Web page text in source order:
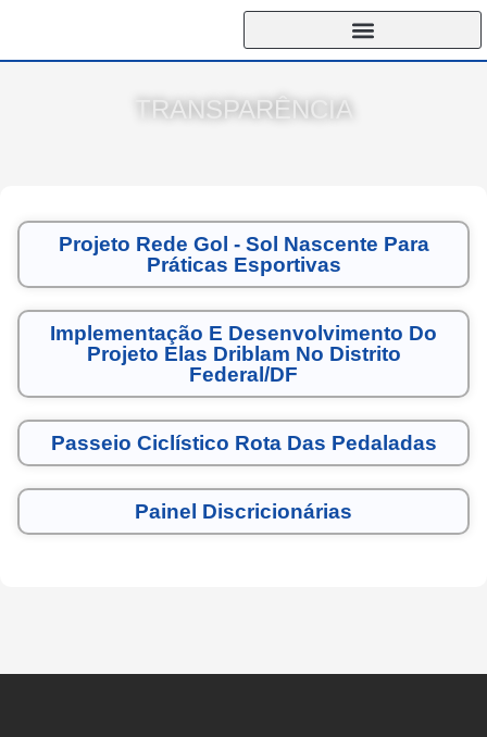
TRANSPARÊNCIA
Projeto Rede Gol - Sol Nascente Para
Práticas Esportivas
Implementação E Desenvolvimento Do
Projeto Elas Driblam No Distrito
Federal/DF
Passeio Ciclístico Rota Das Pedaladas
Painel Discricionárias